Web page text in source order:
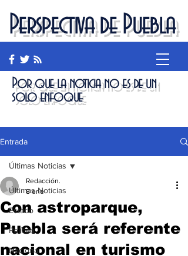
Perspectiva de Puebla
Por que la noticia no es de un
solo enfoque
Entrada
Últimas Noticias
Estado
Política
Nacional
Últimas Noticias
Con astroparque,
Puebla será referente
nacional en turismo
Redacción.
8 ene